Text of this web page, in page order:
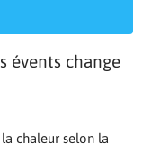
évents change
chaleur selon la